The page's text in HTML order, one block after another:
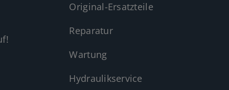
Original-Ersatzteile
Reparatur
Wartung
Hydraulikservice